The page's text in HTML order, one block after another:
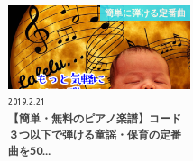
簡単に弾ける定番曲
2019.2.21
【簡単・無料のピアノ楽譜】コード
３つ以下で弾ける童謡・保育の定番
曲を50…